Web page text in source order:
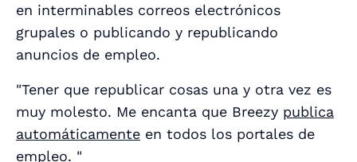
en interminables correos electrónicos
grupales o publicando y republicando
anuncios de empleo.
"Tener que republicar cosas una y otra vez es
muy molesto. Me encanta que Breezy publica
automáticamente en todos los portales de
empleo. "